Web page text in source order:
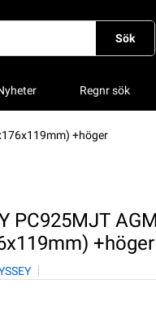
Sök
Regnr sök
+höger
PC925MJT
+höger